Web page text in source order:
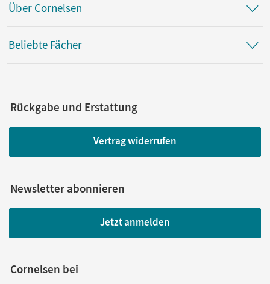
Über Cornelsen
Beliebte Fächer
Rückgabe und Erstattung
Vertrag widerrufen
Newsletter abonnieren
Jetzt anmelden
Cornelsen bei